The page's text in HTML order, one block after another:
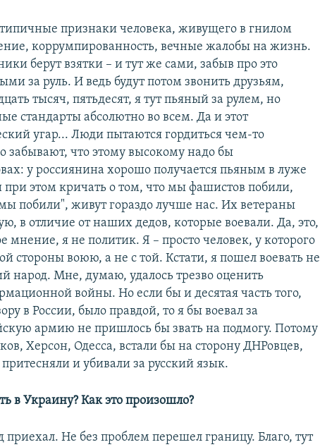
признаки человека, живущего в гнилом
коррумпированность, вечные жалобы на жизнь.
берут взятки – и тут же сами, забыв про это
за руль. И ведь будут потом звонить друзьям,
тысяч, пятьдесят, я тут пьяный за рулем, но
стандарты абсолютно во всем. Да и этот
угар... Люди пытаются гордиться чем-то
забывают, что этому высокому надо бы
у россиянина хорошо получается пьяным в луже
при этом кричать о том, что мы фашистов побили,
побили", живут гораздо лучше нас. Их ветераны
в отличие от наших дедов, которые воевали. Да, это,
мнение, я не политик. Я – просто человек, у которого
стороны воюю, а не с той. Кстати, я пошел воевать не
народ. Мне, думаю, удалось трезво оценить
войны. Но если бы и десятая часть того,
в России, было правдой, то я бы воевал за
армию не пришлось бы звать на подмогу. Потому
Херсон, Одесса, встали бы на сторону ДНРовцев,
и убивали за русский язык.
в Украину? Как это произошло?
приехал. Не без проблем перешел границу. Благо, тут